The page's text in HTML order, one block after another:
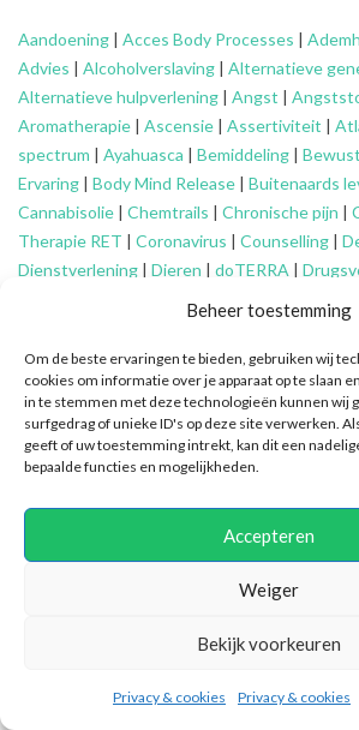
Beheer toestemming
Om de beste ervaringen te bieden, gebruiken wij
cookies om informatie over je apparaat op te slaan
in te stemmen met deze technologieën kunnen wij
surfgedrag of unieke ID's op deze site verwerken.
geeft of uw toestemming intrekt, kan dit een
bepaalde functies en mogelijkheden.
Accepteren
Weiger
Bekijk voorkeuren
Privacy & cookies Privacy & cookies
Aandoening | Acces Body Processes |
Advies | Alcoholverslaving | Alternatieve
Alternatieve hulpverlening | Angst |
Aromatherapie | Ascensie | Assertiviteit |
spectrum | Ayahuasca | Bemiddeling |
Ervaring | Body Mind Release | Buitenaards
Cannabisolie | Chemtrails | Chronische pijn |
Therapie RET | Coronavirus | Counselling |
Dienstverlening | Dieren | doTERRA |
Familie-
Financieel advies ouderen|Financiële
Fytotherapie|Gameverslaving|
genootschappen|Geluk|Gescheiden
Graancirkels|Grenzen aangeven|Grenzen
Hiernamaals|Hooggevoeligheid/HSP
|Kleptomanie
Mindfulness|Mishandeling|Narcisme|
Ondersteuning
Overspannenheid|Paniekaanvallen
|Praktische ondersteuning|